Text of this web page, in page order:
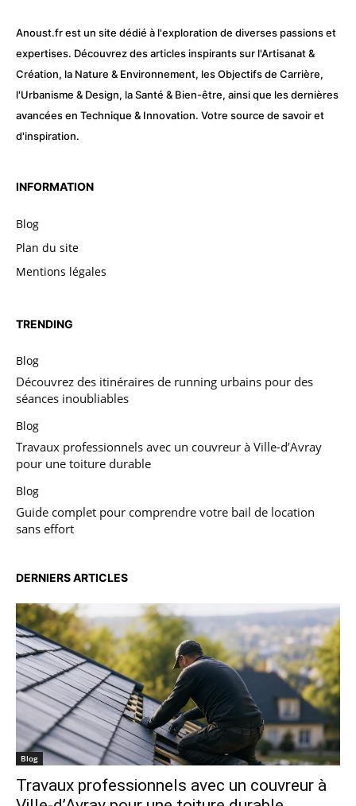
Anoust.fr est un site dédié à l'exploration de diverses passions et
expertises. Découvrez des articles inspirants sur l'Artisanat &
Création, la Nature & Environnement, les Objectifs de Carrière,
l'Urbanisme & Design, la Santé & Bien-être, ainsi que les dernières
avancées en Technique & Innovation. Votre source de savoir et
d'inspiration.
INFORMATION
Blog
Plan du site
Mentions légales
TRENDING
Blog
Découvrez des itinéraires de running urbains pour des
séances inoubliables
Blog
Travaux professionnels avec un couvreur à Ville-d’Avray
pour une toiture durable
Blog
Guide complet pour comprendre votre bail de location
sans effort
DERNIERS ARTICLES
Blog
Travaux professionnels avec un couvreur à